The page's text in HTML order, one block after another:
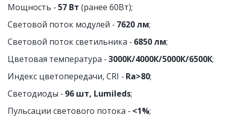
Мощность - 57 Вт (ранее 60Вт);
Световой поток модулей - 7620 лм;
Световой поток светильника - 6850 лм;
Цветовая температура - 3000К/4000К/5000К/6500К;
Индекс цветопередачи, CRI - Ra>80;
Светодиоды - 96 шт, Lumileds;
Пульсации светового потока - <1%;